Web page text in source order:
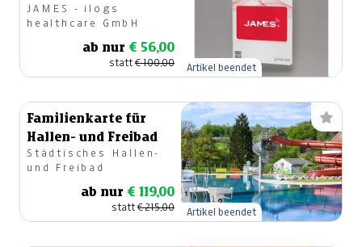
oder Basistarif
JAMES - ilogs
healthcare GmbH
ab nur € 56,00
statt€ 100,00 Artikel beendet
Familienkarte für
Hallen- und Freibad
Städtisches Hallen-
und Freibad
ab nur € 119,00
statt€ 215,00 Artikel beendet